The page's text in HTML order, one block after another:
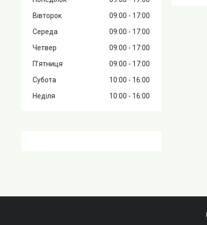
Вівторок
09:00
17:00
Середа
09:00
17:00
Четвер
09:00
17:00
Пʼятниця
09:00
17:00
Субота
10:00
16:00
Неділя
10:00 16:00